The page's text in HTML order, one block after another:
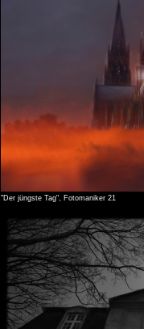
"Der jüngste Tag", Fotomaniker 21